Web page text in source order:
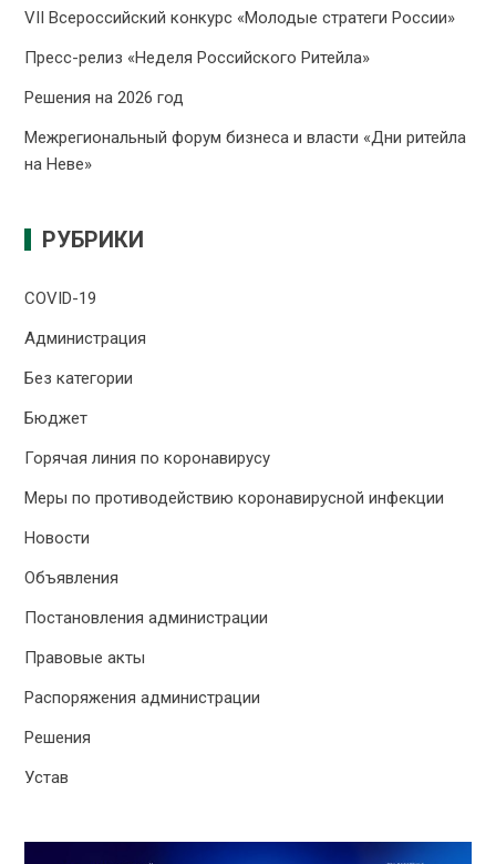
VII Всероссийский конкурс «Молодые стратеги России»
Пресс-релиз «Неделя Российского Ритейла»
Решения на 2026 год
Межрегиональный форум бизнеса и власти «Дни ритейла
на Неве»
РУБРИКИ
COVID-19
Администрация
Без категории
Бюджет
Горячая линия по коронавирусу
Меры по противодействию коронавирусной инфекции
Новости
Объявления
Постановления администрации
Правовые акты
Распоряжения администрации
Решения
Устав